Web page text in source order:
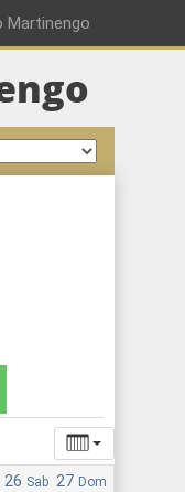
Martinengo
26 Sab 27 Dom